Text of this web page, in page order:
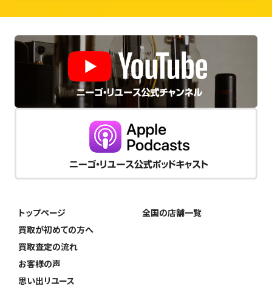
トップページ
買取が初めての方へ
買取査定の流れ
お客様の声
思い出リユース
全国の店舗一覧